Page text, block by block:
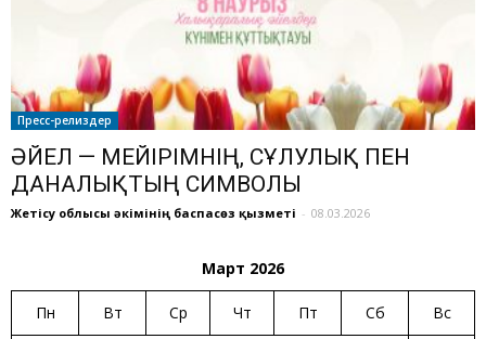
Пресс-релиздер
ӘЙЕЛ — МЕЙІРІМНІҢ, СҰЛУЛЫҚ ПЕН
ДАНАЛЫҚТЫҢ СИМВОЛЫ
Жетісу облысы әкімінің баспасөз қызметі - 08.03.2026
Март 2026
Пн Вт Ср Чт Пт Сб Вс